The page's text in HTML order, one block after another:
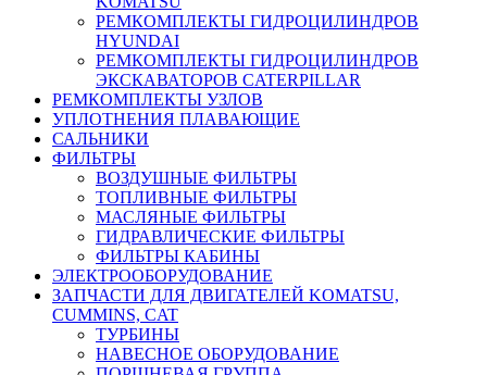
РЕМКОМПЛЕКТЫ ГИДРОЦИЛИНДРОВ
HYUNDAI
РЕМКОМПЛЕКТЫ ГИДРОЦИЛИНДРОВ
ЭКСКАВАТОРОВ CATERPILLAR
РЕМКОМПЛЕКТЫ УЗЛОВ
УПЛОТНЕНИЯ ПЛАВАЮЩИЕ
САЛЬНИКИ
ФИЛЬТРЫ
ВОЗДУШНЫЕ ФИЛЬТРЫ
ТОПЛИВНЫЕ ФИЛЬТРЫ
МАСЛЯНЫЕ ФИЛЬТРЫ
ГИДРАВЛИЧЕСКИЕ ФИЛЬТРЫ
ФИЛЬТРЫ КАБИНЫ
ЭЛЕКТРООБОРУДОВАНИЕ
ЗАПЧАСТИ ДЛЯ ДВИГАТЕЛЕЙ KOMATSU,
CUMMINS, CAT
ТУРБИНЫ
НАВЕСНОЕ ОБОРУДОВАНИЕ